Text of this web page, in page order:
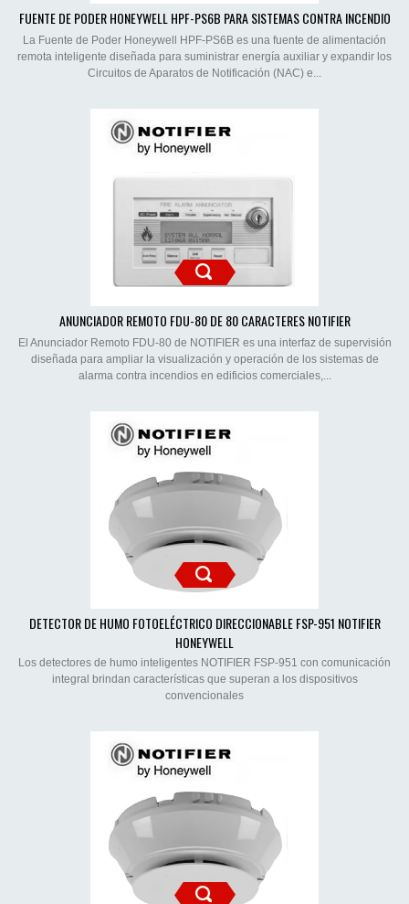
FUENTE DE PODER HONEYWELL HPF-PS6B PARA SISTEMAS CONTRA INCENDIO
La Fuente de Poder Honeywell HPF-PS6B es una fuente de alimentación
remota inteligente diseñada para suministrar energía auxiliar y expandir los
Circuitos de Aparatos de Notificación (NAC) e...
ANUNCIADOR REMOTO FDU-80 DE 80 CARACTERES NOTIFIER
El Anunciador Remoto FDU-80 de NOTIFIER es una interfaz de supervisión
diseñada para ampliar la visualización y operación de los sistemas de
alarma contra incendios en edificios comerciales,...
DETECTOR DE HUMO FOTOELÉCTRICO DIRECCIONABLE FSP-951 NOTIFIER
HONEYWELL
Los detectores de humo inteligentes NOTIFIER FSP-951 con comunicación
integral brindan características que superan a los dispositivos
convencionales